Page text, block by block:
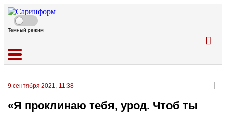
Темный режим
9 сентября 2021, 11:38
«Я проклинаю тебя, урод. Чтоб ты